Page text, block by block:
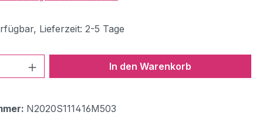
Lieferzeit: 2-5 Tage
Anzahl: Gib den gewünschten Wert
In den Warenkorb
N2020S111416M503